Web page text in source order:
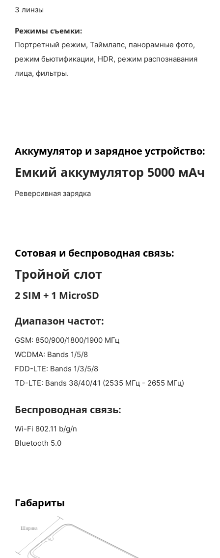
3 линзы
Режимы съемки:
Портретный режим, Таймлапс, панорамные фото,
режим бьютификации, HDR, режим распознавания
лица, фильтры.
Аккумулятор и зарядное устройство:
Емкий аккумулятор 5000 мАч
Реверсивная зарядка
Сотовая и беспроводная связь:
Тройной слот
2 SIM + 1 MicroSD
Диапазон частот:
GSM: 850/900/1800/1900 МГц
WCDMA: Bands 1/5/8
FDD-LTE: Bands 1/3/5/8
TD-LTE: Bands 38/40/41 (2535 МГц - 2655 МГц)
Беспроводная связь:
Wi-Fi 802.11 b/g/n
Bluetooth 5.0
Габариты